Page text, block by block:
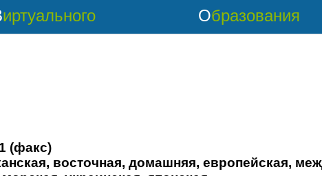
Виртуального Образования
(факс)
восточная, домашняя, европейская,